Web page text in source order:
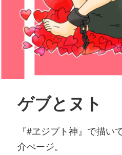
ゲブとヌト
『#ヱジプト神』で描い
介ぺージ。